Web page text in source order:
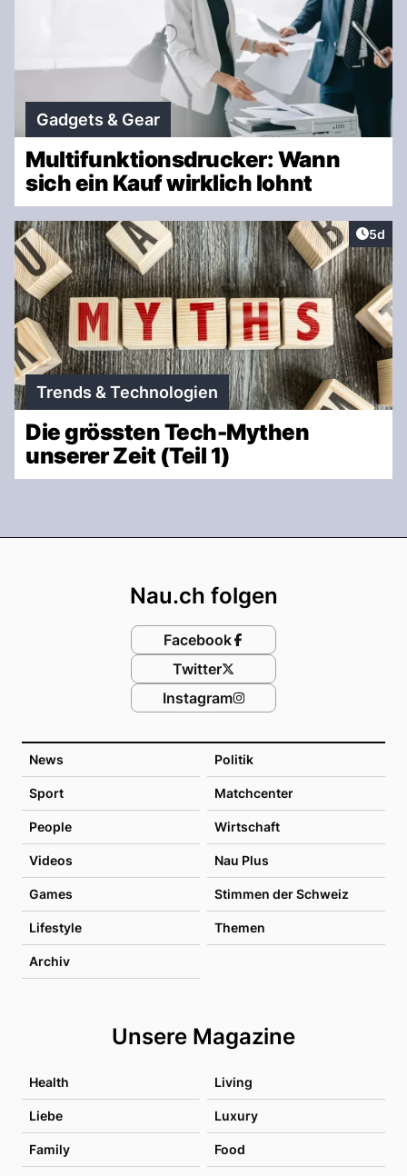
Gadgets & Gear
Multifunktionsdrucker: Wann
sich ein Kauf wirklich lohnt
5d
Trends & Technologien
Die grössten Tech-Mythen
unserer Zeit (Teil 1)
News Politik
Sport Matchcenter
People Wirtschaft
Videos Nau Plus
Games Stimmen der Schweiz
Lifestyle Themen
Archiv
Unsere Magazine
Health Living
Liebe Luxury
Family Food
Nau.ch folgen
Facebook
Twitter
Instagram